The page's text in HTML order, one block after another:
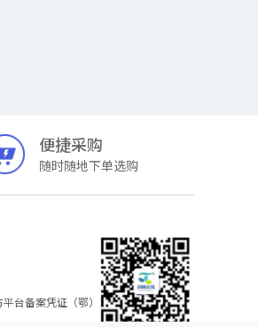
便捷采购
随时随地下单选购
台备案凭证（鄂）